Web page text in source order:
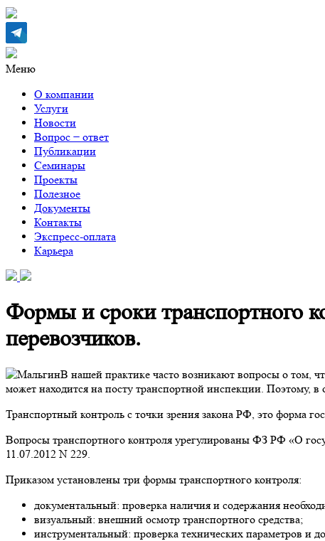
Меню
О компании
Услуги
Новости
Вопрос − ответ
Публикации
Семинары
Проекты
Полезное
Документы
Контакты
Экспресс-оплата
Карьера
Формы и сроки транспортного
перевозчиков.
В нашей практике часто возникают вопросы о том,
может находится на посту транспортной инспекции. Поэтому,
Транспортный контроль с точки зрения закона РФ, это форма
Вопросы транспортного контроля урегулированы ФЗ РФ «О
11.07.2012 N 229.
Приказом установлены три формы транспортного контроля:
документальный: проверка наличия и содержания
визуальный: внешний осмотр транспортного средства;
инструментальный: проверка технических параметров и